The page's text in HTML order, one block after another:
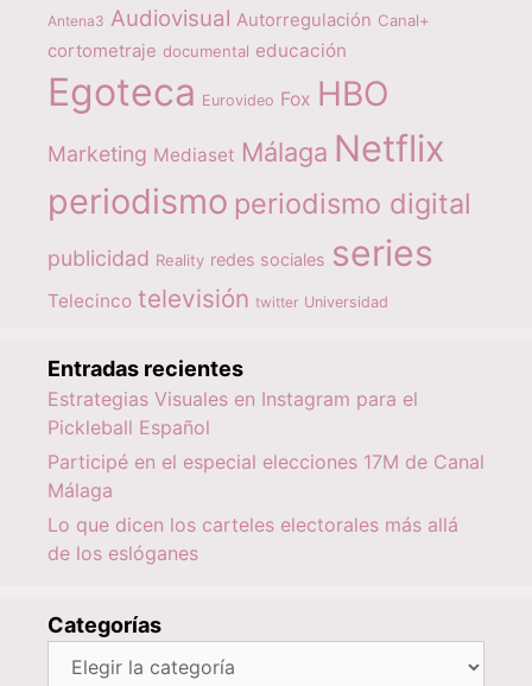
Antena3 Audiovisual Autorregulación Canal+
cortometraje documental educación
Egoteca Eurovideo Fox HBO
Marketing Mediaset Málaga Netflix
periodismo periodismo digital
publicidad Reality redes sociales series
Telecinco televisión twitter Universidad
Entradas recientes
Estrategias Visuales en Instagram para el
Pickleball Español
Participé en el especial elecciones 17M de Canal
Málaga
Lo que dicen los carteles electorales más allá
de los eslóganes
Categorías